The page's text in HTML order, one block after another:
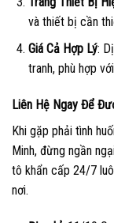
và thiết bị cần
Giá Cả Hợp Lý:
tranh, phù hợp
Liên Hệ Ngay Để
Khi gặp phải tình
Minh, đừng ngần
tô khẩn cấp 24/7
nơi.